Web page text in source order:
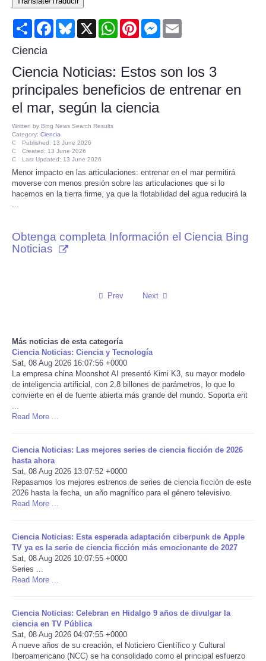
Consumer
Consumer Affairs Recalls
Food & Drug Recalls
Product Safety News
Entertainment
Health
Pets
Social
Sports
USA
World
Portada de Noticias
America Latina
Ciencia
Deportes
Share FacebookBluesky
X WhatsAppPinterestMessenger
Ciencia
Ciencia Noticias: Estos son los 3
principales beneficios de entrenar en
el mar, según la ciencia
Written by Bing News Search Results
Category: Ciencia
Published: 13 June 2026
Created: 13 June 2026
Last Updated: 13 June 2026
Menor impacto en las articulaciones: entrenar en el mar permitirá
moverse con menos presión sobre las articulaciones que si lo
hacemos en la tierra firme, ya que la flotabilidad del agua reducirá la
Obtenga completa Información el Ciencia Bing
Noticias
Prev Next
Más noticias de esta categoría
Ciencia Noticias: Ciencia y Tecnología
Sat, 08 Aug 2026 16:07:56 +0000
La empresa china Moonshot AI presentó Kimi K3, su mayor modelo
de inteligencia artificial, con 2,8 billones de parámetros, lo que lo
convierte en el de fuente abierta más grande del mundo. Soporta ent
Read More ...
Ciencia Noticias: Las mejores series de ciencia ficción de 2026
hasta ahora
Sat, 08 Aug 2026 13:07:52 +0000
Repasamos los mejores estrenos de series de ciencia ficción de este
2026 hasta la fecha, un año magnífico para el género televisivo.
Read More ...
Ciencia Noticias: Esta esperada adaptación ciberpunk de Apple
TV ya es la serie de ciencia ficción más emocionante de 2027
Sat, 08 Aug 2026 10:07:55 +0000
Series ...
Read More ...
Ciencia Noticias: Celebran en Hidalgo 9 años de divulgar la
ciencia en TV Pública
Sat, 08 Aug 2026 04:07:55 +0000
A nueve años de su creación, el Noticiero Científico y Cultural
Iberoamericano (NCC) se ha consolidado como el principal esfuerzo